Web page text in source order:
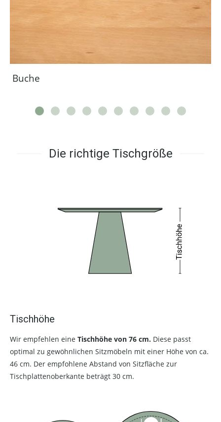
Buche
Die richtige Tischgröße
Tischhöhe
Wir empfehlen eine Tischhöhe von 76 cm. Diese passt
optimal zu gewöhnlichen Sitzmöbeln mit einer Höhe von ca.
46 cm. Der empfohlene Abstand von Sitzfläche zur
Tischplattenoberkante beträgt 30 cm.